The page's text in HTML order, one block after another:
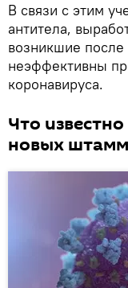
В связи с этим
антитела,
возникшие
неэффективны
коронавируса.
Что
новых